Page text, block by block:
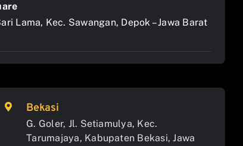
Lama, Kec. Sawangan, Depok – Jawa Barat
Bekasi
G. Goler, Jl. Setiamulya, Kec.
Tarumajaya, Kabupaten Bekasi, Jawa